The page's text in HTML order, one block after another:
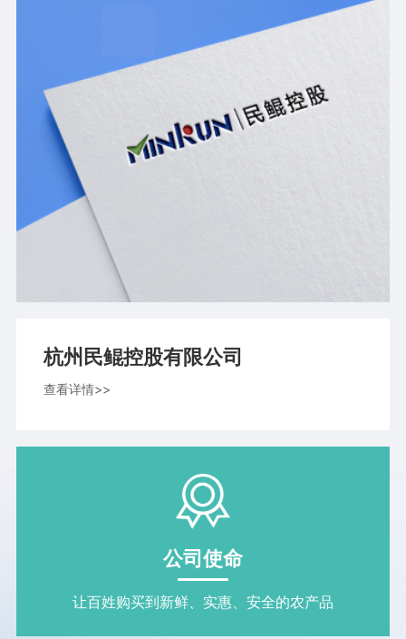
杭州民鲲控股有限公司
查看详情>>
公司使命
让百姓购买到新鲜、实惠、安全的农产品